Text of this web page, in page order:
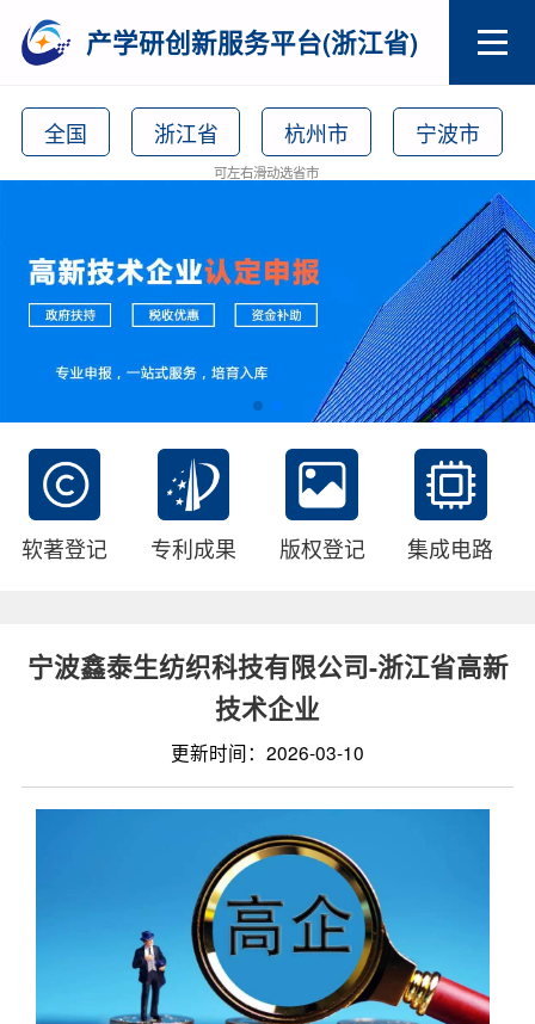
产学研创新服务平台(浙江省)
全国 浙江省 杭州市 宁波市
可左右滑动选省市
软著登记 专利成果 版权登记 集成电路
宁波鑫泰生纺织科技有限公司-浙江省高新
技术企业
更新时间：2026-03-10